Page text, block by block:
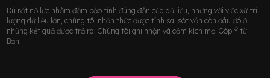
Dù rất nổ lực nhằm đảm bảo tính đúng đắn của dữ liệu, nhưng với việc xử trí
lượng dữ liệu lớn, chúng tôi nhận thức được tính sai sót vẫn còn đâu đó ở
những kết quả được trả ra. Chúng tôi ghi nhận và cảm kích mọi Góp Ý từ
Bạn.